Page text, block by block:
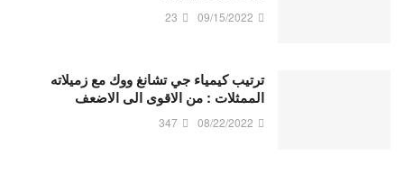
09/15/2022
23
ترتيب كيمياء جي تشانغ ووك مع زميلاته
الممثلات : من الاقوى الى الاضعف
08/22/2022
347